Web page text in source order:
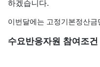
하겠습니다.
이번달에는 고정기본정산
수요반응자원 참여조건